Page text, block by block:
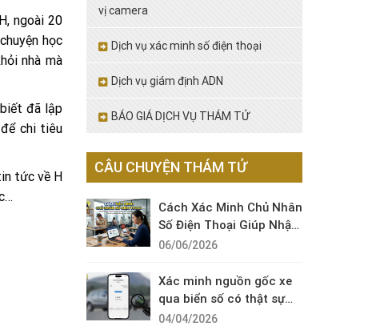
ngoài 20
học
nhà mà
đã lập
chi tiêu
tức về H
vị camera
Dịch vụ xác minh số điện thoại
Dịch vụ giám định ADN
BÁO GIÁ DỊCH VỤ THÁM TỬ
CÂU CHUYỆN THÁM TỬ
Cách Xác Minh Chủ Nhân
Số Điện Thoại Giúp Nhận
Diện Cuộc Gọi Đáng Ngờ
06/06/2026
Xác minh nguồn gốc xe
qua biển số có thật sự
cần thiết?
04/04/2026